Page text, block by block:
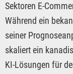
Sektoren E-
Während ein
seiner
skaliert ein
KI-Lösungen für